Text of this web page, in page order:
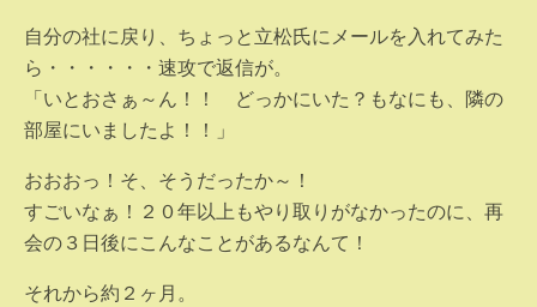
自分の社に戻り、ちょっと立松氏にメールを入れてみた
ら・・・・・・速攻で返信が。
「いとおさぁ～ん！！ どっかにいた？もなにも、隣の
部屋にいましたよ！！」
おおおっ！そ、そうだったか～！
すごいなぁ！２０年以上もやり取りがなかったのに、再
会の３日後にこんなことがあるなんて！
それから約２ヶ月。